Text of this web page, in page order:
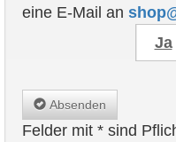
eine E-Mail an
Ja
Absenden
Felder mit * sind